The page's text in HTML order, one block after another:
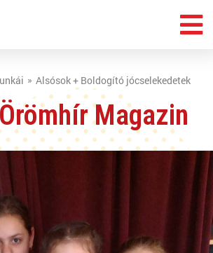
Alsósok + Boldogító jócselekedetek
Magazin